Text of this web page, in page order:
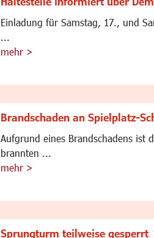
Einladung für Samstag, 17., und
...
mehr >
Brandschaden an Spielplatz-
Aufgrund eines Brandschadens ist
brannten ...
mehr >
Sprungturm teilweise gesperrt